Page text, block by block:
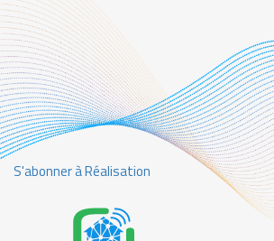
Pagination
S'abonner à Réalisation